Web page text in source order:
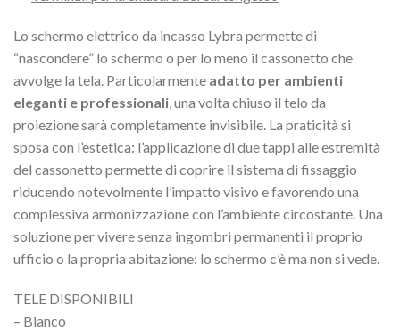
Lo schermo elettrico da incasso Lybra permette di
“nascondere” lo schermo o per lo meno il cassonetto che
avvolge la tela. Particolarmente adatto per ambienti
eleganti e professionali , una volta chiuso il telo da
proiezione sarà completamente invisibile. La praticità si
sposa con l’estetica: l’applicazione di due tappi alle estremità
del cassonetto permette di coprire il sistema di fissaggio
riducendo notevolmente l’impatto visivo e favorendo una
complessiva armonizzazione con l’ambiente circostante. Una
soluzione per vivere senza ingombri permanenti il proprio
ufficio o la propria abitazione: lo schermo c’è ma non si vede.
TELE DISPONIBILI
– Bianco